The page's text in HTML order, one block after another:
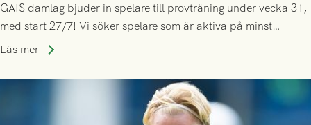
GAIS damlag bjuder in spelare till provträning under vecka 31,
med start 27/7! Vi söker spelare som är aktiva på minst
division 3-nivå.
Läs mer